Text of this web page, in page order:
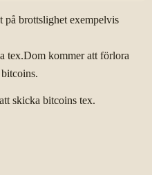
på brottslighet exempelvis
tex.Dom kommer att förlora
skicka bitcoins tex.